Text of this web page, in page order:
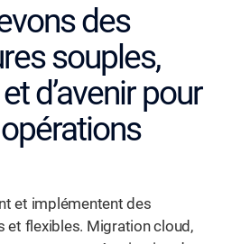
des
souples,
d’avenir pour
et implémentent des
et flexibles. Migration cloud,